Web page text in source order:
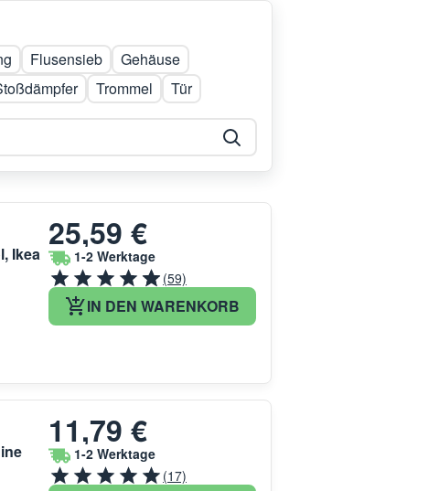
Flusensieb
Gehäuse
Trommel Tür
Ikea
25,59 €
1-2 Werktage
(59)
IN DEN WARENKORB
11,79 €
1-2 Werktage
(17)